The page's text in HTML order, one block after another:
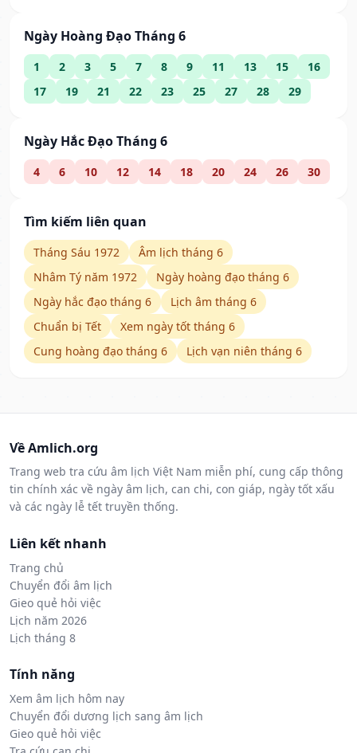
Ngày Hoàng Đạo Tháng 6
1 2 3 5 7 8 9 11 13 15
16
17
19 21 22 23 25 27 28 29
Ngày Hắc Đạo Tháng 6
4 6 10 12 14 18 20 24 26 30
Tìm kiếm liên quan
Tháng Sáu 1972
Âm lịch tháng 6
Nhâm Tý năm 1972
Ngày hoàng đạo tháng 6
Ngày hắc đạo tháng 6
Lịch âm tháng 6
Chuẩn bị Tết
Xem ngày tốt tháng 6
Cung hoàng đạo tháng 6
Lịch vạn niên tháng 6
Về Amlich.org
Trang web tra cứu âm lịch Việt Nam miễn phí, cung cấp thông
tin chính xác về ngày âm lịch, can chi, con giáp, ngày tốt xấu
và các ngày lễ tết truyền thống.
Liên kết nhanh
Trang chủ
Chuyển đổi âm lịch
Gieo quẻ hỏi việc
Lịch năm 2026
Lịch tháng 8
Tính năng
Xem âm lịch hôm nay
Chuyển đổi dương lịch sang âm lịch
Gieo quẻ hỏi việc